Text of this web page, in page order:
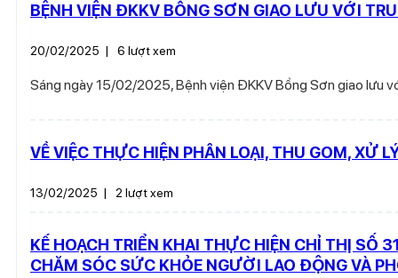
BỆNH VIỆN ĐKKV BỒNG SƠN GIAO LƯU VỚI
20/02/2025 | 6 lượt xem
Sáng ngày 15/02/2025, Bệnh viện ĐKKV Bồng Sơn giao lưu
VỀ VIỆC THỰC HIỆN PHÂN LOẠI, THU GOM, XỬ
13/02/2025 | 2 lượt xem
KẾ HOẠCH TRIỂN KHAI THỰC HIỆN CHỈ THỊ SỐ
CHĂM SÓC SỨC KHỎE NGƯỜI LAO ĐỘNG VÀ